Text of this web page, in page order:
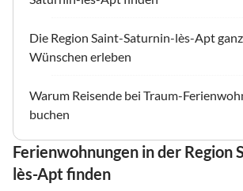
Die Region Saint-Saturnin-lès-Apt
Wünschen erleben
Warum Reisende bei Traum-
buchen
Ferienwohnungen in der Region
lès-Apt finden